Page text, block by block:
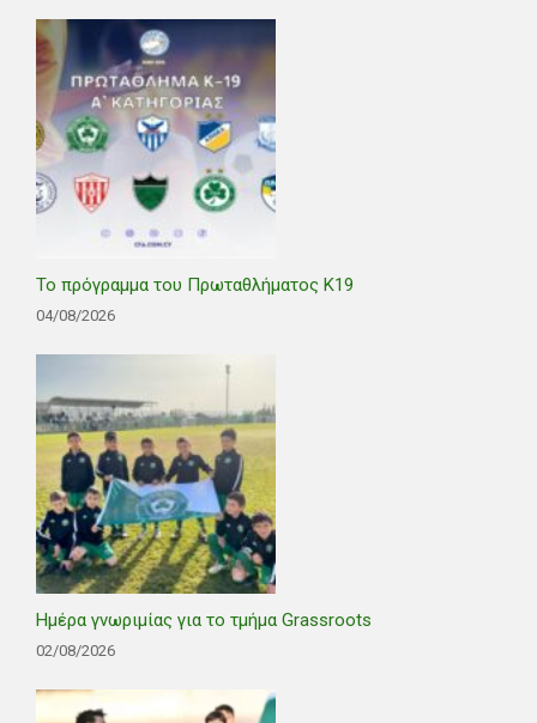
Το πρόγραμμα του Πρωταθλήματος Κ19
04/08/2026
Ημέρα γνωριμίας για το τμήμα Grassroots
02/08/2026